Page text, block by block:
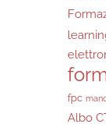
fpc
Albo